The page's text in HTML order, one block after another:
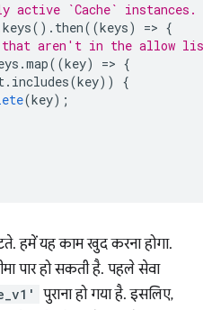
`Cache` instances.
keys(). then((keys) => {
that aren't in the allow
.map((key) => {
. includes(key))
{
(key);
हमें यह काम खुद करना होगा.
पार हो सकती है. पहले सेवा
पुराना हो गया है. इसलिए,